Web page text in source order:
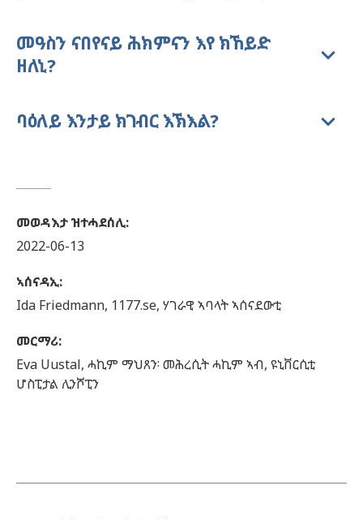
መዓስን ናበየናይ ሕክምናን እየ ክኸይድ
ዘለኒ?
ባዕለይ እንታይ ክገብር እኽእል?
መወዳእታ ዝተሓደሰሊ:
2022-06-13
ኣሰናዳኢ:
Ida Friedmann, 1177.se, ሃገራዊ ኣባላት ኣሰናደውቲ
መርማሪ:
Eva Uustal, ሓኪም ማህጸን፡ መሕረሲት ሓኪም ኣብ, ዩኒቨርሲቲ
ሆስፒታል ሊንሾፒን